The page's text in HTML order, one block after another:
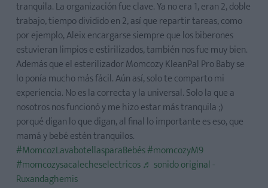
tranquila. La organización fue clave. Ya no era 1, eran 2, doble
trabajo, tiempo dividido en 2, así que repartir tareas, como
por ejemplo, Aleix encargarse siempre que los biberones
estuvieran limpios e estirilizados, también nos fue muy bien.
Además que el esterilizador Momcozy KleanPal Pro Baby se
lo ponía mucho más fácil. Aún así, solo te comparto mi
experiencia. No es la correcta y la universal. Solo la que a
nosotros nos funcionó y me hizo estar más tranquila ;)
porqué digan lo que digan, al final lo importante es eso, que
mamá y bebé estén tranquilos.
#MomcozLavabotellasparaBebés#momcozyM9
#momcozysacalecheselectricos♬ sonido original -
Ruxandaghemis